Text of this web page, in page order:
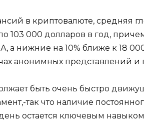
в криптовалюте, средняя
103 000 долларов в год,
а нижние на 10% ближе к 18
анонимных представлений и
быть очень быстро
так что наличие
остается ключевым